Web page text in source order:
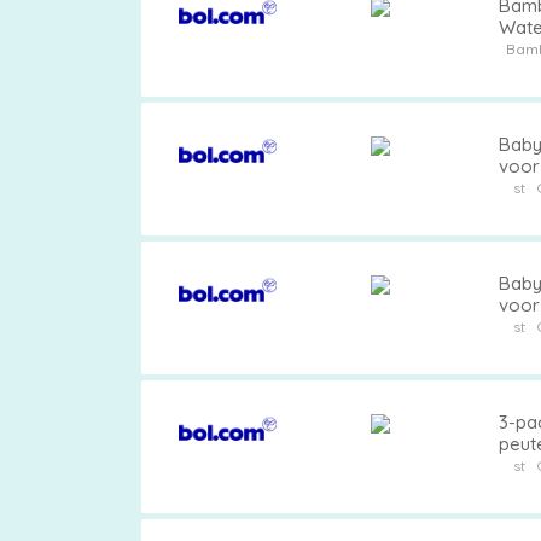
voor
st
voor
st
3-
+
st